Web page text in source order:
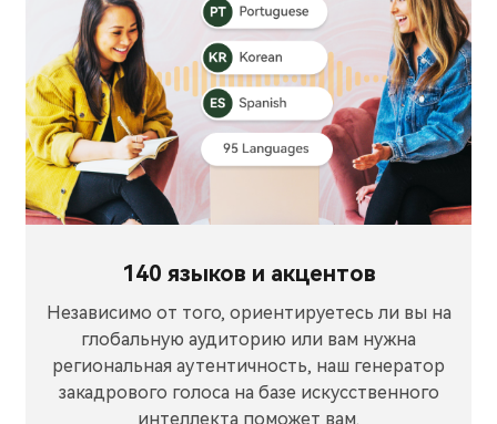
140 языков и акцентов
Независимо от того, ориентируетесь ли вы на
глобальную аудиторию или вам нужна
региональная аутентичность, наш генератор
закадрового голоса на базе искусственного
интеллекта поможет вам.